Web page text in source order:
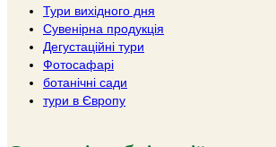
Тури вихідного дня
Сувенірна продукція
Дегустаційні тури
Фотосафарі
ботанічні сади
тури в Європу